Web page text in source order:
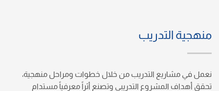
منهجية التدريب
نعمل في مشاريع التدريب من خلال خطوات ومراحل منهجية،
تحقق أهداف المشروع التدريبي وتصنع أثراً معرفياً مستدام